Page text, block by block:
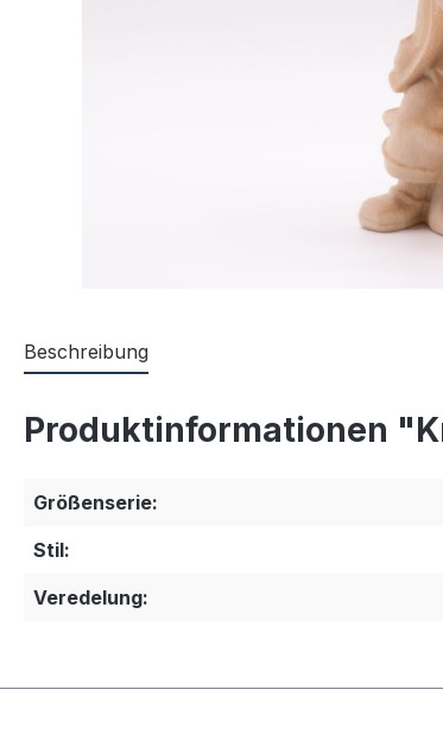
Beschreibung
Produktinformationen
Größenserie:
Stil:
Veredelung: